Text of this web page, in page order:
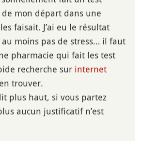
mon départ dans une
faisait. J’ai eu le résultat
au moins pas de stress… il faut
pharmacie qui fait les test
recherche sur internet
trouver.
plus haut, si vous partez
aucun justificatif n’est